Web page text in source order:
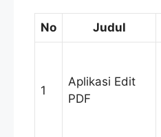
No Judul
1
Aplikasi Edit
PDF